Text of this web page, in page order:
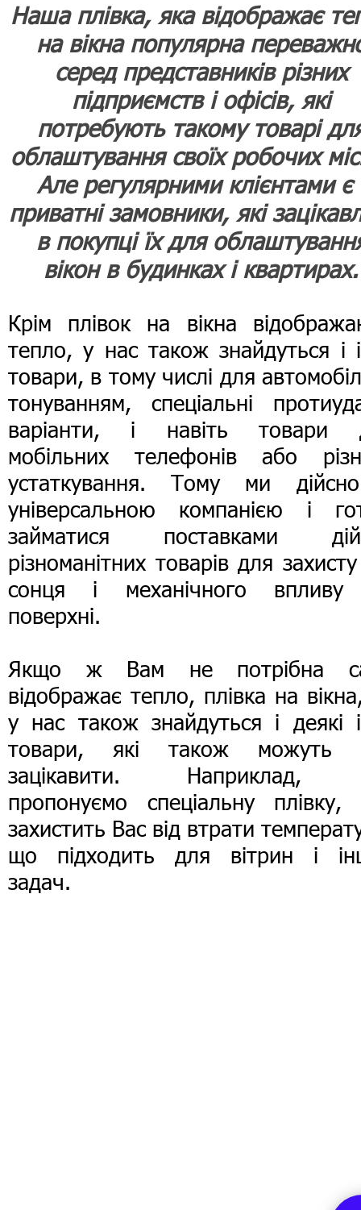
Наша плівка, яка відображає
на вікна популярна
серед представників різних
підприємств і офісів, які
потребують такому товарі
облаштування своїх робочих
Але регулярними клієнтами є
приватні замовники, які
в покупці їх для
вікон в будинках і квартирах.
Крім плівок на вікна
тепло, у нас також знайдуться і
товари, в тому числі для
тонуванням, спеціальні
варіанти, і навіть товари
мобільних телефонів або
устаткування. Тому ми
універсальною компанією і
займатися поставками
різноманітних товарів для
сонця і механічного
поверхні.
Якщо ж Вам не потрібна
відображає тепло, плівка на
у нас також знайдуться і деякі
товари, які також можуть
зацікавити. Наприклад,
пропонуємо спеціальну плівку,
захистить Вас від втрати
що підходить для вітрин і
задач.